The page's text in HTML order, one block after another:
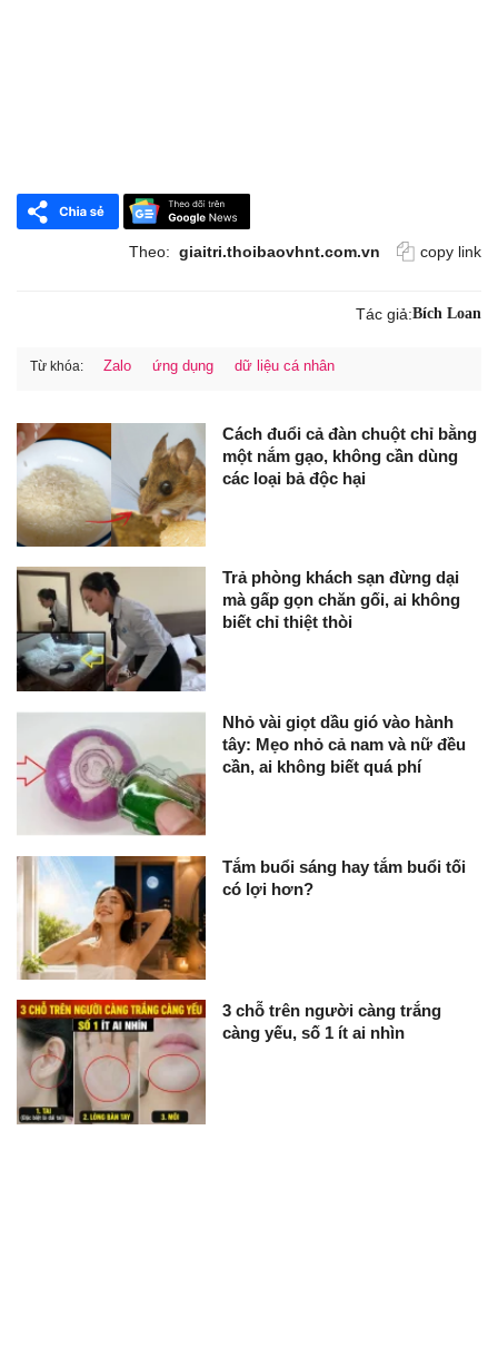
Theo: giaitri.thoibaovhnt.com.vn copy link
Tác giả:Bích Loan
Từ khóa: Zalo ứng dụng dữ liệu cá nhân
Cách đuổi cả đàn chuột chỉ bằng
một nắm gạo, không cần dùng
các loại bả độc hại
Trả phòng khách sạn đừng dại
mà gấp gọn chăn gối, ai không
biết chỉ thiệt thòi
Nhỏ vài giọt dầu gió vào hành
tây: Mẹo nhỏ cả nam và nữ đều
cần, ai không biết quá phí
Tắm buổi sáng hay tắm buổi tối
có lợi hơn?
3 chỗ trên người càng trắng
càng yếu, số 1 ít ai nhìn